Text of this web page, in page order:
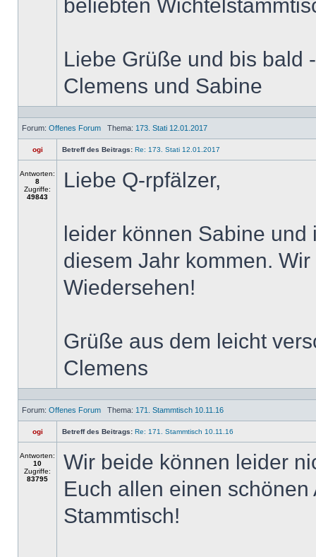
beliebten
Liebe Grüße und bis bald
Clemens und Sabine
Forum: Offenes Forum Thema: 173. Stati 12.01.2017
ogi Betreff des Beitrags: Re: 173. Stati 12.01.2017
Antworten:
8
Zugriffe:
49843
Liebe Q-rpfälzer,
leider können Sabine
diesem Jahr kommen.
Wiedersehen!
Grüße aus dem leicht
Clemens
Forum: Offenes Forum Thema: 171. Stammtisch 10.11.16
ogi Betreff des Beitrags: Re: 171. Stammtisch 10.11.16
Antworten:
10
Zugriffe:
83795
Wir beide können leider
Euch allen einen
Stammtisch!